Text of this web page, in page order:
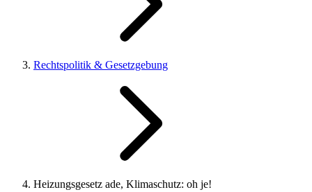
Rechtspolitik & Gesetzgebung
Heizungsgesetz ade, Klimaschutz: oh je!